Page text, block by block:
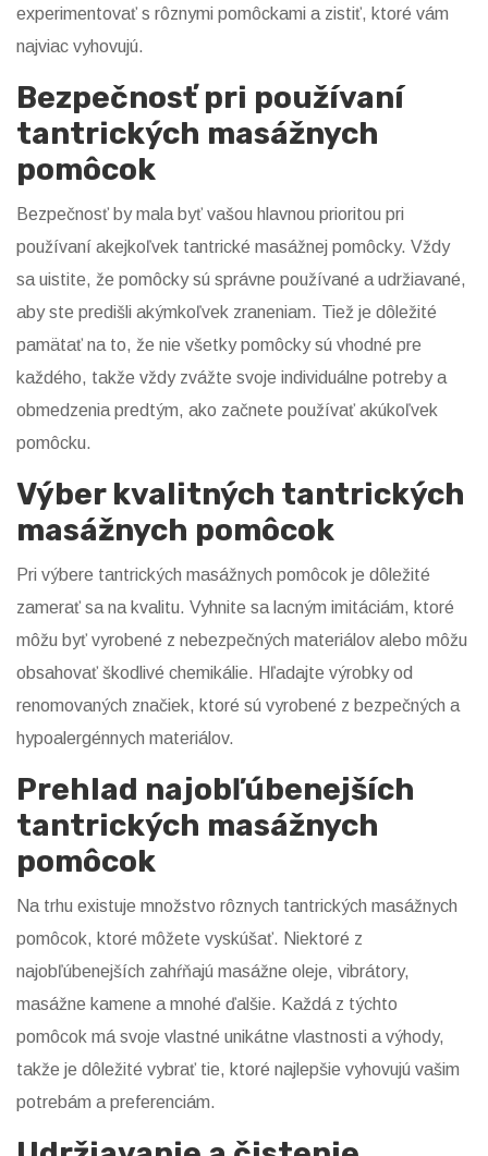
experimentovať s rôznymi pomôckami a zistiť, ktoré vám
najviac vyhovujú.
Bezpečnosť pri používaní
tantrických masážnych
pomôcok
Bezpečnosť by mala byť vašou hlavnou prioritou pri
používaní akejkoľvek tantrické masážnej pomôcky. Vždy
sa uistite, že pomôcky sú správne používané a udržiavané,
aby ste predišli akýmkoľvek zraneniam. Tiež je dôležité
pamätať na to, že nie všetky pomôcky sú vhodné pre
každého, takže vždy zvážte svoje individuálne potreby a
obmedzenia predtým, ako začnete používať akúkoľvek
pomôcku.
Výber kvalitných tantrických
masážnych pomôcok
Pri výbere tantrických masážnych pomôcok je dôležité
zamerať sa na kvalitu. Vyhnite sa lacným imitáciám, ktoré
môžu byť vyrobené z nebezpečných materiálov alebo môžu
obsahovať škodlivé chemikálie. Hľadajte výrobky od
renomovaných značiek, ktoré sú vyrobené z bezpečných a
hypoalergénnych materiálov.
Prehlad najobľúbenejších
tantrických masážnych
pomôcok
Na trhu existuje množstvo rôznych tantrických masážnych
pomôcok, ktoré môžete vyskúšať. Niektoré z
najobľúbenejších zahŕňajú masážne oleje, vibrátory,
masážne kamene a mnohé ďalšie. Každá z týchto
pomôcok má svoje vlastné unikátne vlastnosti a výhody,
takže je dôležité vybrať tie, ktoré najlepšie vyhovujú vašim
potrebám a preferenciám.